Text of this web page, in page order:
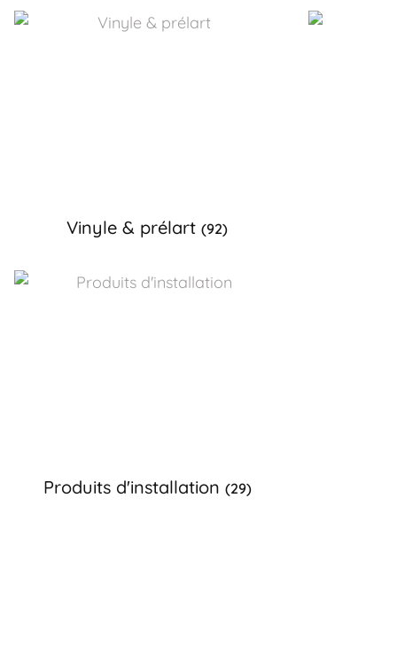
Vinyle & prélart (92)
Produits d'installation (29)